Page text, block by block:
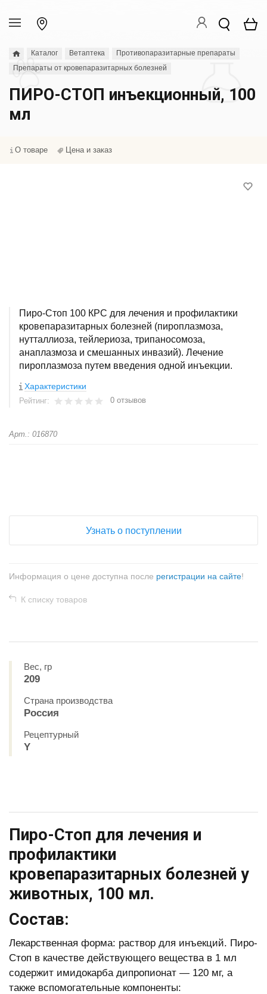
Каталог Ветаптека
Противопаразитарные препараты
Препараты от кровепаразитарных болезней
ПИРО-СТОП инъекционный, 100
мл
О товаре Цена и заказ
Пиро-Стоп 100 КРС для лечения и профилактики
кровепаразитарных болезней (пироплазмоза,
нутталлиоза, тейлериоза, трипаносомоза,
анаплазмоза и смешанных инвазий). Лечение
пироплазмоза путем введения одной инъекции.
Характеристики
Рейтинг: 0 отзывов
Арт.: 016870
Узнать о поступлении
Информация о цене доступна после регистрации на сайте!
К списку товаров
Вес, гр
209
Страна производства
Россия
Рецептурный
Y
Пиро-Стоп для лечения и
профилактики
кровепаразитарных болезней у
животных, 100 мл.
Состав:
Лекарственная форма: раствор для инъекций. Пиро-
Стоп в качестве действующего вещества в 1 мл
содержит имидокарба дипропионат — 120 мг, а
также вспомогательные компоненты: